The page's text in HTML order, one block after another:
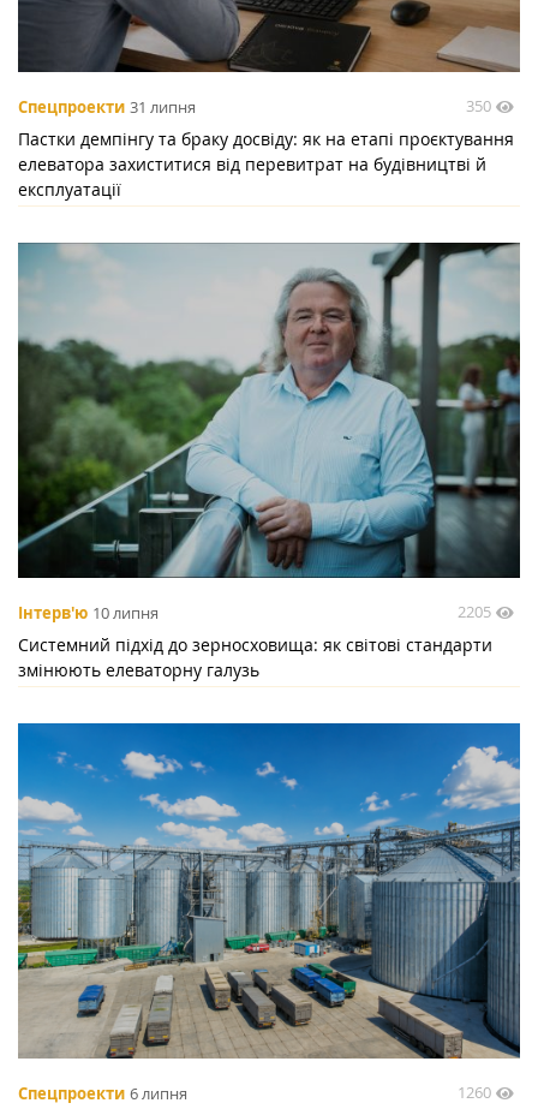
Спецпроекти 31 липня 350
Пастки демпінгу та браку досвіду: як на етапі проєктування
елеватора захиститися від перевитрат на будівництві й
експлуатації
Інтерв'ю 10 липня 2205
Системний підхід до зерносховища: як світові стандарти
змінюють елеваторну галузь
Спецпроекти 6 липня 1260